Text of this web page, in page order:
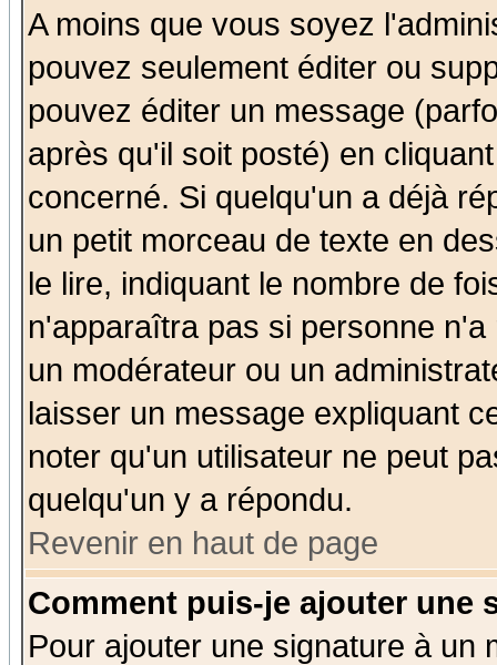
A moins que vous soyez
pouvez seulement éditer ou
pouvez éditer un message
après qu'il soit posté) en
concerné. Si quelqu'un a déjà
un petit morceau de texte en
le lire, indiquant le nombre de
n'apparaîtra pas si personne
un modérateur ou un
laisser un message expliquant
noter qu'un utilisateur ne peut
quelqu'un y a répondu.
Revenir en haut de page
Comment puis-je ajouter une
Pour ajouter une signature à un